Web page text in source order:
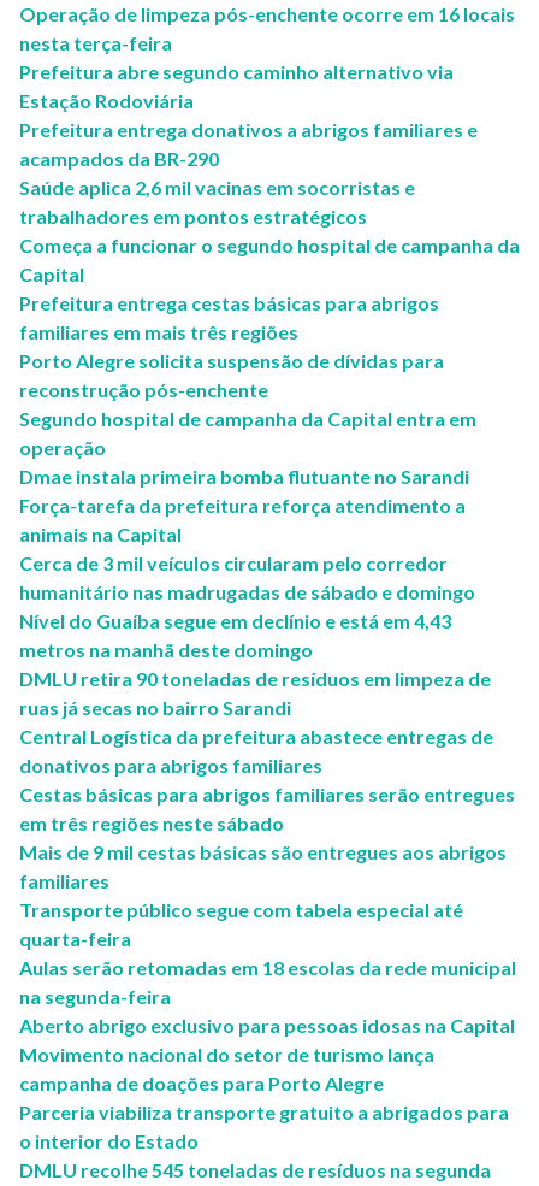
Operação de limpeza pós-enchente ocorre em 16 locais
nesta terça-feira
Prefeitura abre segundo caminho alternativo via
Estação Rodoviária
Prefeitura entrega donativos a abrigos familiares e
acampados da BR-290
Saúde aplica 2,6 mil vacinas em socorristas e
trabalhadores em pontos estratégicos
Começa a funcionar o segundo hospital de campanha da
Capital
Prefeitura entrega cestas básicas para abrigos
familiares em mais três regiões
Porto Alegre solicita suspensão de dívidas para
reconstrução pós-enchente
Segundo hospital de campanha da Capital entra em
operação
Dmae instala primeira bomba flutuante no Sarandi
Força-tarefa da prefeitura reforça atendimento a
animais na Capital
Cerca de 3 mil veículos circularam pelo corredor
humanitário nas madrugadas de sábado e domingo
Nível do Guaíba segue em declínio e está em 4,43
metros na manhã deste domingo
DMLU retira 90 toneladas de resíduos em limpeza de
ruas já secas no bairro Sarandi
Central Logística da prefeitura abastece entregas de
donativos para abrigos familiares
Cestas básicas para abrigos familiares serão entregues
em três regiões neste sábado
Mais de 9 mil cestas básicas são entregues aos abrigos
familiares
Transporte público segue com tabela especial até
quarta-feira
Aulas serão retomadas em 18 escolas da rede municipal
na segunda-feira
Aberto abrigo exclusivo para pessoas idosas na Capital
Movimento nacional do setor de turismo lança
campanha de doações para Porto Alegre
Parceria viabiliza transporte gratuito a abrigados para
o interior do Estado
DMLU recolhe 545 toneladas de resíduos na segunda